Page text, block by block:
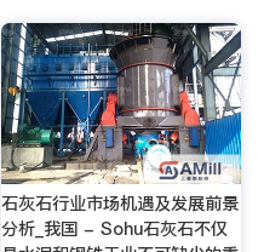
石灰石行业市场机遇及发展前景
分析_我国 - Sohu石灰石不仅